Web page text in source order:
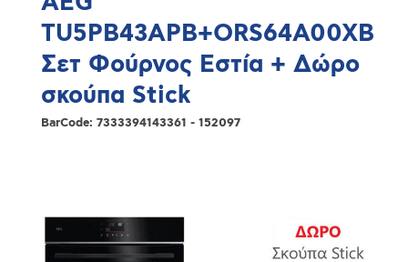
TU5PB43APB+ORS64A00XB
Σετ Φούρνος Εστία + Δώρο
σκούπα Stick
BarCode: 7333394143361 - 152097